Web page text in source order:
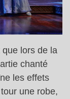
que lors de la
chanté
les effets
une robe,